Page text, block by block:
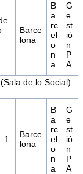
Barce
lona
B
a
rc
el
o
n
a
G
e
st
ió
n
P
A
de lo Social)
1
Barce
lona
B
a
rc
el
o
n
a
G
e
st
ió
n
P
A